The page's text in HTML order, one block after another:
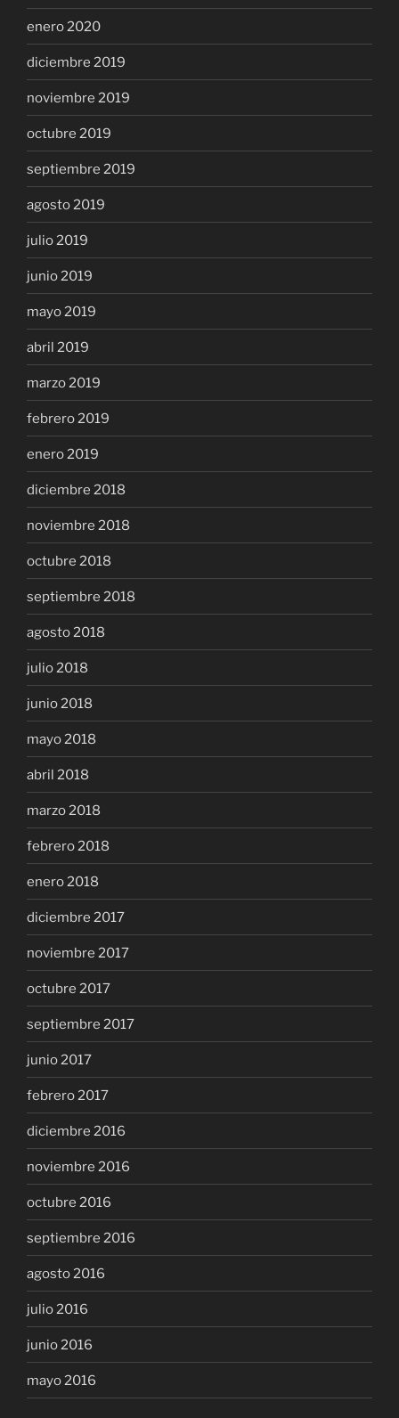
enero 2020
diciembre 2019
noviembre 2019
octubre 2019
septiembre 2019
agosto 2019
julio 2019
junio 2019
mayo 2019
abril 2019
marzo 2019
febrero 2019
enero 2019
diciembre 2018
noviembre 2018
octubre 2018
septiembre 2018
agosto 2018
julio 2018
junio 2018
mayo 2018
abril 2018
marzo 2018
febrero 2018
enero 2018
diciembre 2017
noviembre 2017
octubre 2017
septiembre 2017
junio 2017
febrero 2017
diciembre 2016
noviembre 2016
octubre 2016
septiembre 2016
agosto 2016
julio 2016
junio 2016
mayo 2016